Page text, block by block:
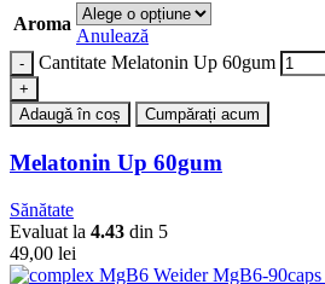
Aroma
Anulează
Cantitate Melatonin Up 60gum
Adaugă în coș Cumpărați acum
Melatonin Up 60gum
Sănătate
Evaluat la 4.43 din 5
49,00 lei